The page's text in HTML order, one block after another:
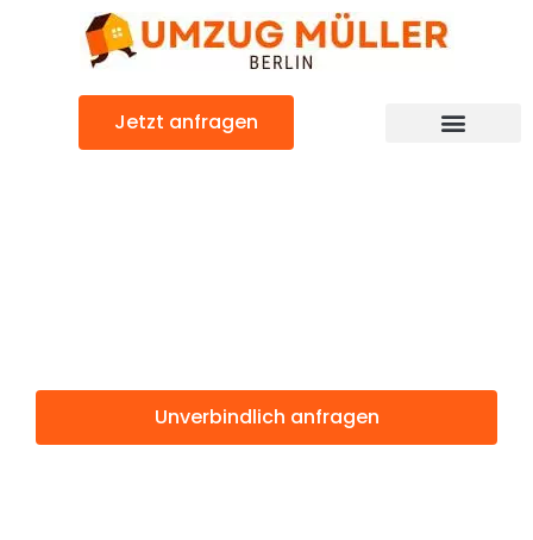
Jetzt anfragen
Unverbindlich anfragen